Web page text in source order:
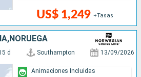
US$ 1,249 +Tasas
d Southampton 13/09/2026
Animaciones Incluidas